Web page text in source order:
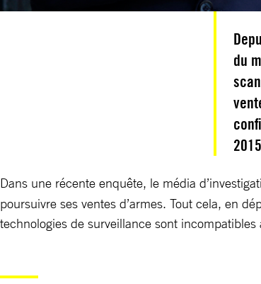
du
Dans une récente enquête, le média
poursuivre ses ventes d’armes. Tout cela, en
technologies de surveillance sont